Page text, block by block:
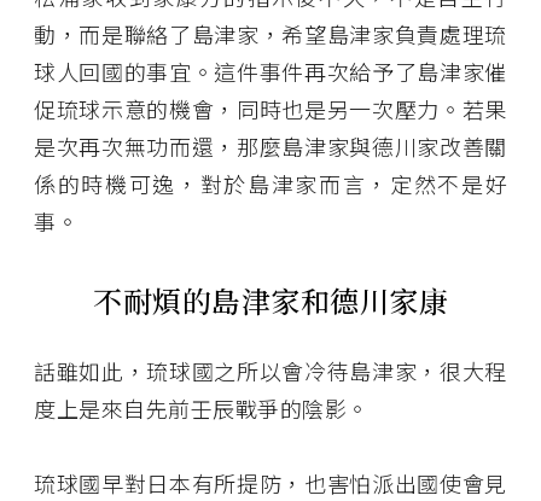
動，而是聯絡了島津家，希望島津家負責處理琉
球人回國的事宜。這件事件再次給予了島津家催
促琉球示意的機會，同時也是另一次壓力。若果
是次再次無功而還，那麼島津家與德川家改善關
係的時機可逸，對於島津家而言，定然不是好
事。
不耐煩的島津家和德川家康
話雖如此，琉球國之所以會冷待島津家，很大程
度上是來自先前壬辰戰爭的陰影。
琉球國早對日本有所提防，也害怕派出國使會見